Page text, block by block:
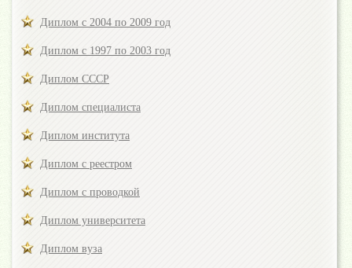
Диплом с 2004 по 2009 год
Диплом с 1997 по 2003 год
Диплом СССР
Диплом специалиста
Диплом института
Диплом с реестром
Диплом с проводкой
Диплом университета
Диплом вуза